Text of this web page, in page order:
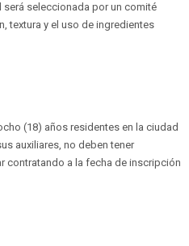
seleccionada por un comité
textura y el uso de ingredientes
(18) años residentes en la ciudad
auxiliares, no deben tener
contratando a la fecha de inscripción